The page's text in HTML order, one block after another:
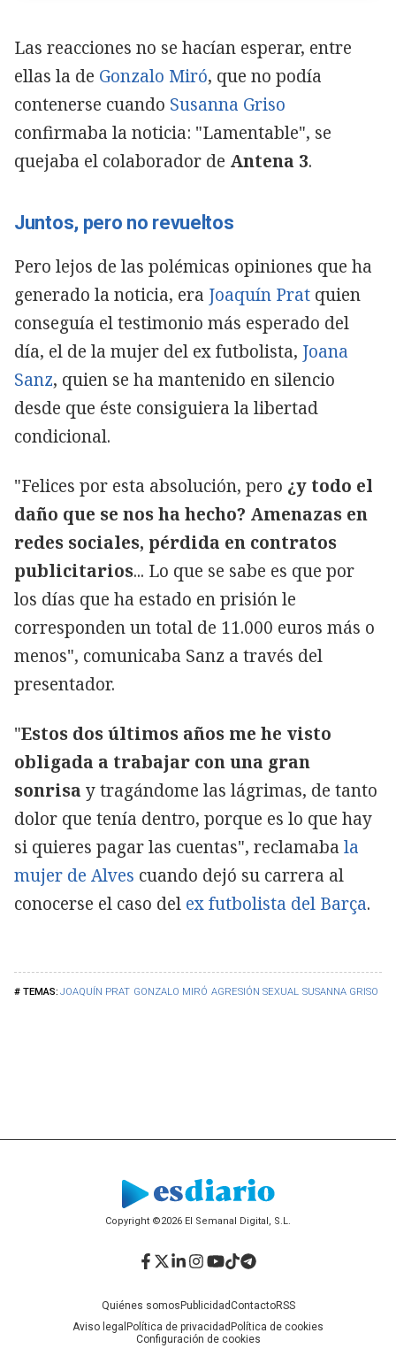
JOAQUÍN PRAT GONZALO MIRÓ AGRESIÓN SEXUAL SUSANNA GRISO
Las reacciones no se hacían esperar, entre
ellas la de Gonzalo Miró, que no podía
contenerse cuando Susanna Griso
confirmaba la noticia: "Lamentable", se
quejaba el colaborador de Antena 3.
Juntos, pero no revueltos
Pero lejos de las polémicas opiniones que ha
generado la noticia, era Joaquín Prat quien
conseguía el testimonio más esperado del
día, el de la mujer del ex futbolista, Joana
Sanz, quien se ha mantenido en silencio
desde que éste consiguiera la libertad
condicional.
"Felices por esta absolución, pero ¿y todo el
daño que se nos ha hecho? Amenazas en
redes sociales, pérdida en contratos
publicitarios... Lo que se sabe es que por
los días que ha estado en prisión le
corresponden un total de 11.000 euros más o
menos", comunicaba Sanz a través del
presentador.
"Estos dos últimos años me he visto
obligada a trabajar con una gran
sonrisa y tragándome las lágrimas, de tanto
dolor que tenía dentro, porque es lo que hay
si quieres pagar las cuentas", reclamaba la
mujer de Alves cuando dejó su carrera al
conocerse el caso del ex futbolista del Barça.
Copyright ©2026 El Semanal Digital, S.L.
Quiénes somos PublicidadContactoRSS
Aviso legal Política de privacidad Política de cookies
Configuración de cookies
Facebook
Twitter
LinkedIn
Instagram
YouTube
TikTok
Telegram